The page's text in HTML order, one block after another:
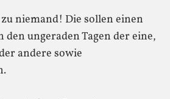
niemand! Die sollen einen
den ungeraden Tagen der eine,
andere sowie